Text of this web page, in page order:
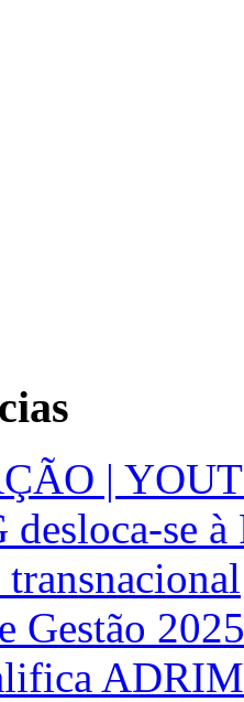
|
se
transnacional
Gestão 2025